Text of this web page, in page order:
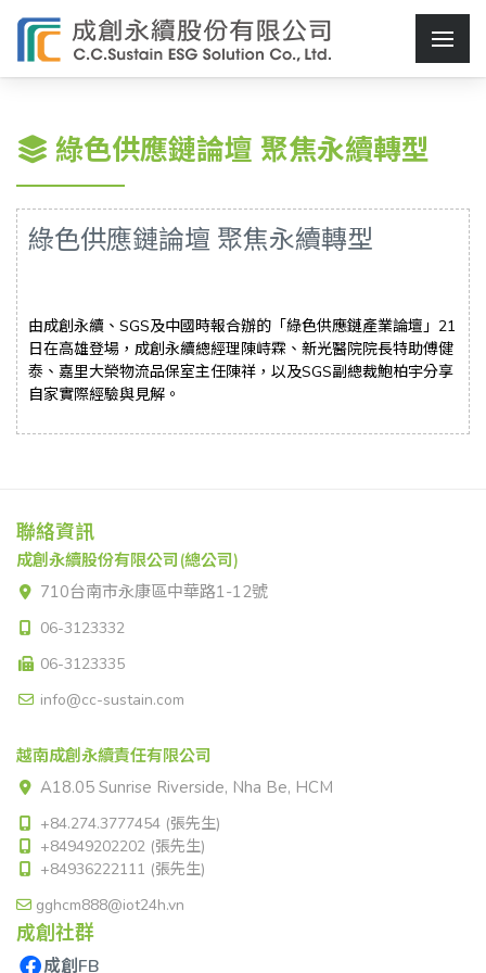
綠色供應鏈論壇 聚焦永續轉型
綠色供應鏈論壇 聚焦永續轉型
由成創永續、SGS及中國時報合辦的「綠色供應鏈產業論壇」21
日在高雄登場，成創永續總經理陳峙霖、新光醫院院長特助傅健
泰、嘉里大榮物流品保室主任陳祥，以及SGS副總裁鮑柏宇分享
自家實際經驗與見解。
聯絡資訊
成創永續股份有限公司(總公司)
710台南市永康區中華路1-12號
06-3123332
06-3123335
info@cc-sustain.com
越南成創永續責任有限公司
A18.05 Sunrise Riverside, Nha Be, HCM
+84.274.3777454 (張先生)
+84949202202 (張先生)
+84936222111 (張先生)
gghcm888@iot24h.vn
成創社群
成創FB